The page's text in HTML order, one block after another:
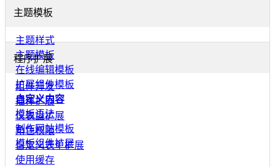
主题模板
主题样式
主题模板
在线编辑模板
扩展组件模板
自定义内容
模板语法
制作网站模板
模板组件扩展
程序扩展
组件开发
插件扩展
仪表盘扩展
角色权限
自定义表单扩展
使用缓存